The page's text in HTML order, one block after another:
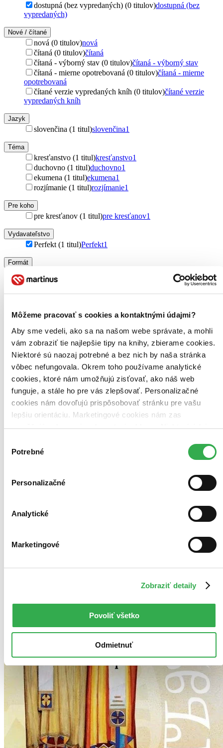
Môžeme pracovať s cookies a kontaktnými údajmi?
Aby sme vedeli, ako sa na našom webe správate, a mohli
vám zobraziť tie najlepšie tipy na knihy, zbierame cookies.
Niektoré sú naozaj potrebné a bez nich by naša stránka
vôbec nefungovala. Okrem toho používame analytické
cookies, ktoré nám umožňujú zisťovať, ako náš web
funguje, a stále ho pre vás zlepšovať. Personalizačné
cookies nám dovoľujú prispôsobovať stránku pre vašu
lepšiu orientáciu. Marketingové cookies nám zas
umožňujú zobrazenie relevantnej reklamy. Niektoré údaje
keby sme mohli používať všetky tieto cookies. Ďakujeme!
súhlasu
Potrebné
Personalizačné
Analytické
Marketingové
Zobraziť detaily
Povoliť všetko
Odmietnuť
dostupná (bez vypredaných) (0 titulov)dostupná (bez
vypredaných)
Nové / čítané
nová (0 titulov)nová
čítaná (0 titulov)čítaná
čítaná - výborný stav (0 titulov)čítaná - výborný stav
čítaná - mierne opotrebovaná (0 titulov)čítaná - mierne
opotrebovaná
čítané verzie vypredaných kníh (0 titulov)čítané verzie
vypredaných kníh
Jazyk
slovenčina (1 titul)slovenčina1
Téma
kresťanstvo (1 titul)kresťanstvo1
duchovno (1 titul)duchovno1
ekumena (1 titul)ekumena1
rozjímanie (1 titul)rozjímanie1
Pre koho
pre kresťanov (1 titul)pre kresťanov1
Vydavateľstvo
Perfekt (1 titul)Perfekt1
Formát
Zoradiť
Bestsellery
Top hodnotené
Novinky
Najdrahšie
Najlacnejšie
Najvyššia zľava
Použité filtre
dostupné
Vydavateľstvo Perfekt